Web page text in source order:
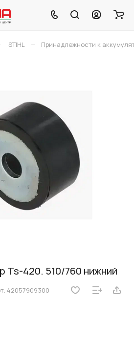
STIHL – Принадлежности к
Ts-420. 510/760 нижний
42057909300